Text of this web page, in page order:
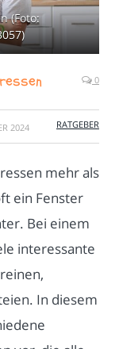
(Foto:
0
2024 RATGEBER
mehr als
ein Fenster
Bei einem
interessante
In diesem